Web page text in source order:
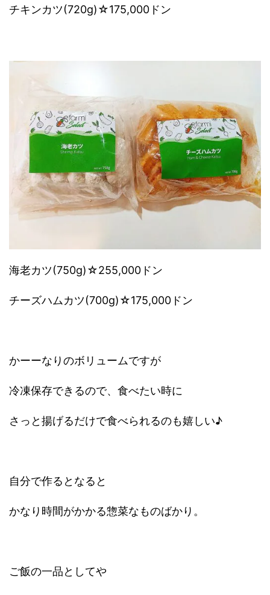
チキンカツ(720g)☆175,000ドン
海老カツ(750g)☆255,000ドン
チーズハムカツ(700g)☆175,000ドン
かーーなりのボリュームですが
冷凍保存できるので、食べたい時に
さっと揚げるだけで食べられるのも嬉しい♪
自分で作るとなると
かなり時間がかかる惣菜なものばかり。
ご飯の一品としてや